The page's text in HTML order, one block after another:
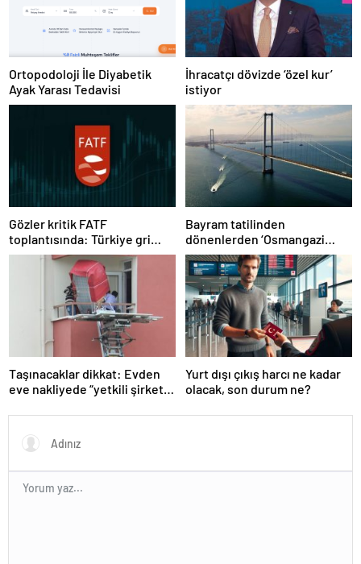
Ortopodoloji İle Diyabetik
Ayak Yarası Tedavisi
İhracatçı dövizde ‘özel kur’
istiyor
Gözler kritik FATF
toplantısında: Türkiye gri
listeden çıkacak mı?
Bayram tatilinden
dönenlerden ‘Osmangazi
Köprüsü’ isyanı
Taşınacaklar dikkat: Evden
eve nakliyede “yetkili şirket”
Yurt dışı çıkış harcı ne kadar
olacak, son durum ne?